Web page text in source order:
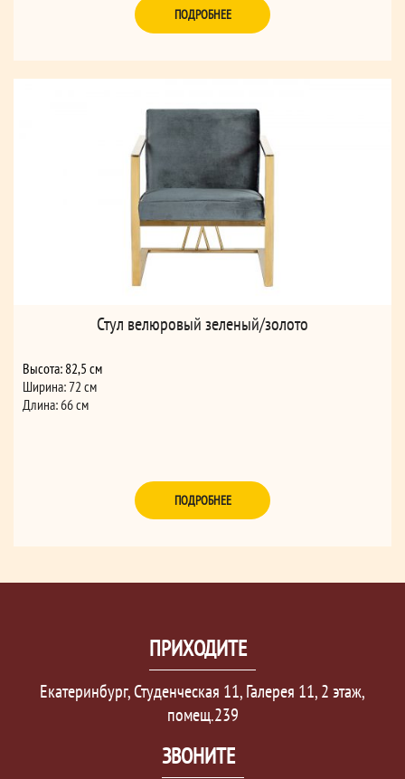
ПОДРОБНЕЕ
Стул велюровый зеленый/золото
Высота: 82,5 см
Ширина: 72 см
Длина: 66 см
ПОДРОБНЕЕ
ПРИХОДИТЕ
Екатеринбург, Студенческая 11, Галерея 11, 2 этаж,
помещ.239
ЗВОНИТЕ